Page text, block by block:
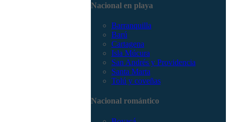
Nacional en playa
Barranquilla
Barú
Cartagena
Isla Múcura
San Andrés y Providencia
Santa Marta
Tolú y coveñas
Nacional romántico